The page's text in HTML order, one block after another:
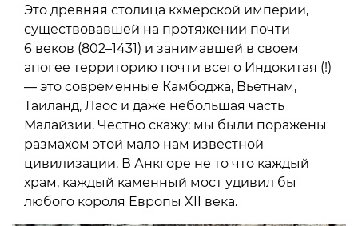
Это древняя столица кхмерской империи,
существовавшей на протяжении почти
6 веков (802–1431) и занимавшей в своем
апогее территорию почти всего Индокитая (!)
— это современные Камбоджа, Вьетнам,
Таиланд, Лаос и даже небольшая часть
Малайзии. Честно скажу: мы были поражены
размахом этой мало нам известной
цивилизации. В Анкгоре не то что каждый
храм, каждый каменный мост удивил бы
любого короля Европы XII века.